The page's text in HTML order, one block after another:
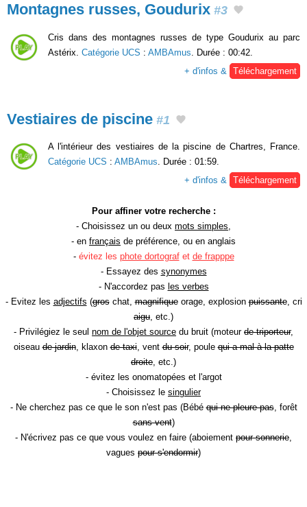
Montagnes russes, Goudurix #3
Cris dans des montagnes russes de type Goudurix au parc
Astérix. Catégorie UCS : AMBAmus . Durée : 00:42.
+ d'infos &
Téléchargement
Vestiaires de piscine #1
A l'intérieur des vestiaires de la piscine de Chartres, France.
Catégorie UCS : AMBAmus. Durée : 01:59.
+ d'infos & Téléchargement
Pour affiner votre recherche :
- Choisissez un ou deux mots simples,
- en français de préférence, ou en anglais
- évitez les phote dortografet de frapppe
- Essayez des synonymes
- N'accordez pas les verbes
- Evitez les adjectifs (groschat,magnifiqueorage, explosionpuissante, cri
aigu, etc.)
- Privilégiez le seul nom de l'objet source du bruit (moteur de triporteur,
oiseaude jardin, klaxonde taxi, ventdu soir, poulequi a mal à la patte
droite, etc.)
- évitez les onomatopées et l'argot
- Choisissez le singulier
- Ne cherchez pas ce que le son n'est pas (Bébéqui ne pleure pas, forêt
sans vent)
- N'écrivez pas ce que vous voulez en faire (aboiement pour sonnerie,
vagues pour s'endormir)